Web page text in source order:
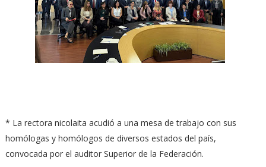
* La rectora nicolaita acudió a una mesa de trabajo con sus
homólogas y homólogos de diversos estados del país,
convocada por el auditor Superior de la Federación.